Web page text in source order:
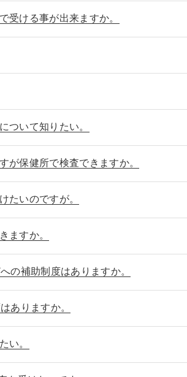
受ける事が出来ますか。
ついて知りたい。
が保健所で検査できますか。
たいのですが。
ますか。
の補助制度はありますか。
ありますか。
い。